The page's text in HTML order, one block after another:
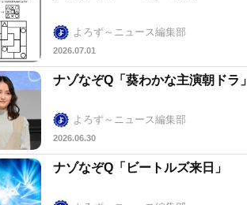
よろず～ニュース編集部
2026.07.01
ナゾなぞQ「葵わかな主演朝ドラ」
よろず～ニュース編集部
2026.06.30
ナゾなぞQ「ビートルズ来日」